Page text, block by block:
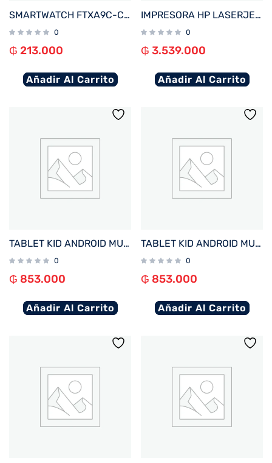
SMARTWATCH FTXA9C-CGP 46MM GOLD/ROSA ANDROID/IOS/BT/FREC. CARD/NOTIFICACIONES
0
₲ 213.000
Añadir Al Carrito
IMPRESORA HP LASERJET PRO 4203DW IMP/USB/RED/COLOR/BLUETOOTH/WIFI/220V
0
₲ 3.539.000
Añadir Al Carrito
TABLET KID ANDROID MULTILASER NB422 QC/64GB/4G/7″/ROSA PAW PATROL SKYE DISNEY
0
₲ 853.000
Añadir Al Carrito
TABLET KID ANDROID MULTILASER NB421 QC/64GB/4G/7″/AZUL PAW PATROL CHASE DISNEY
0
₲ 853.000
Añadir Al Carrito